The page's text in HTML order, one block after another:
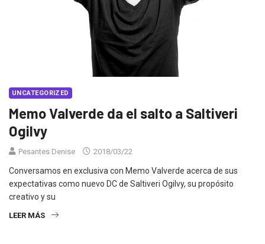
UNCATEGORIZED
Memo Valverde da el salto a Saltiveri
Ogilvy
Pesantes Denise 2018/03/22
Conversamos en exclusiva con Memo Valverde acerca de sus
expectativas como nuevo DC de Saltiveri Ogilvy, su propósito
creativo y su
LEER MÁS